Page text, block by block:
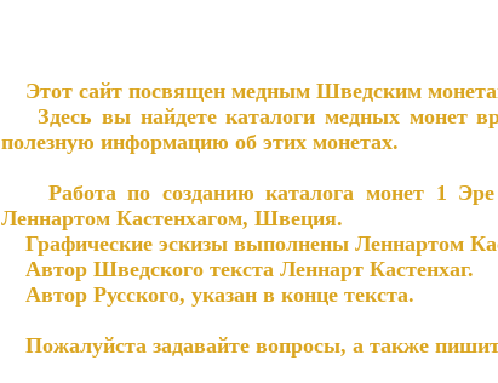
Этот сайт посвящен медным Шведским
Здесь вы найдете каталоги медных монет
полезную информацию об этих монетах.
Работа по созданию каталога монет 1 Эре
Леннартом Кастенхагом, Швеция.
Графические эскизы выполнены Леннартом
Автор Шведского текста Леннарт Кастенхаг.
Автор Русского, указан в конце текста.
Пожалуйста задавайте вопросы, а также